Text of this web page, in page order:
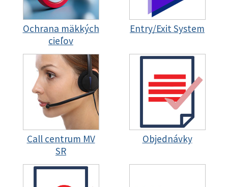
Ochrana mäkkých
cieľov
Entry/Exit System
Call centrum MV
SR
Objednávky